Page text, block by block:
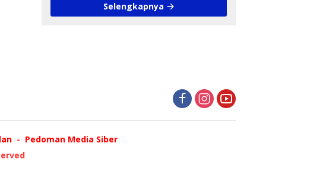
Selengkapnya
Pedoman Media Siber